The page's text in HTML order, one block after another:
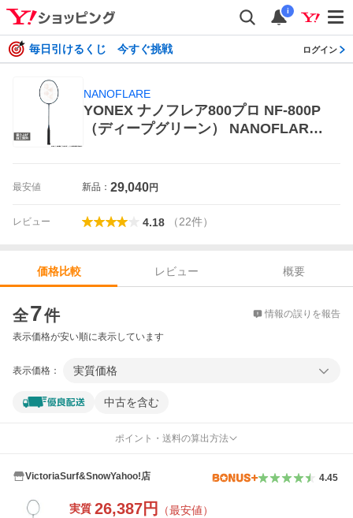
i
毎日引けるくじ 今すぐ挑戦 ログイン
NANOFLARE
YONEX ナノフレア800プロ NF-800P
（ディープグリーン） NANOFLARE
最安値 新品： 29,040円
レビュー 4.18 （22件）
価格比較 レビュー
概要
全7件 情報の誤りを報告
表示価格が安い順に表示しています
表示価格： 実質価格
中古を含む
ポイント・送料の算出方法
VictoriaSurf&SnowYahoo!店 4.45
実質 26,387円 （最安値）